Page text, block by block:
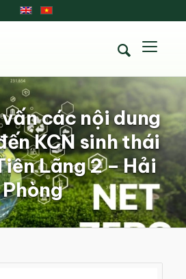
các nội dung
KCN sinh thái
Lãng 2 – Hải
Phòng